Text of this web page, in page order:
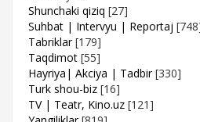
Shunchaki qiziq [27]
Suhbat | Intervyu | Reportaj
Tabriklar [179]
Taqdimot [55]
Hayriya| Akciya | Tadbir [330]
Turk shou-biz [16]
TV | Teatr, Kino.uz [121]